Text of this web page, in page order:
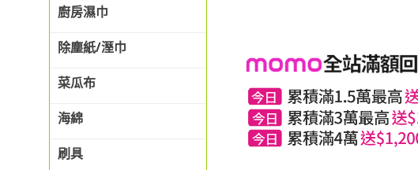
廚房濕巾
除塵紙/溼巾
菜瓜布
海綿
刷具